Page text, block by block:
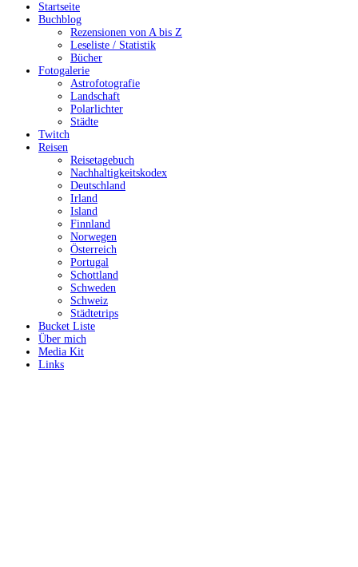
Startseite
Buchblog
Rezensionen von A bis Z
Leseliste / Statistik
Bücher
Fotogalerie
Astrofotografie
Landschaft
Polarlichter
Städte
Twitch
Reisen
Reisetagebuch
Nachhaltigkeitskodex
Deutschland
Irland
Island
Finnland
Norwegen
Österreich
Portugal
Schottland
Schweden
Schweiz
Städtetrips
Bucket Liste
Über mich
Media Kit
Links